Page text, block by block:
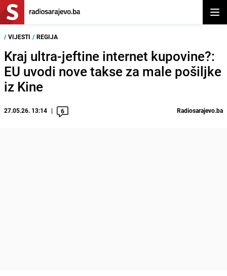
/ VIJESTI / REGIJA
Kraj ultra-jeftine internet kupovine?:
EU uvodi nove takse za male pošiljke
iz Kine
27.05.26. 13:14 6 Radiosarajevo.ba